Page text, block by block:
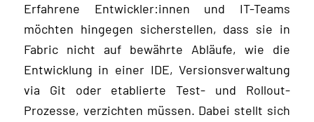
Erfahrene Entwickler:innen und IT-Teams
möchten hingegen sicherstellen, dass sie in
Fabric nicht auf bewährte Abläufe, wie die
Entwicklung in einer IDE, Versionsverwaltung
via Git oder etablierte Test- und Rollout-
Prozesse, verzichten müssen. Dabei stellt sich